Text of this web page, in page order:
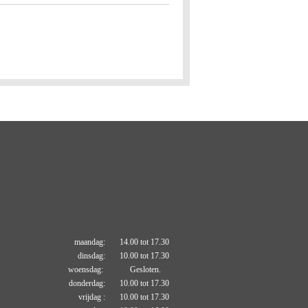
maandag: 14.00 tot 17.30
dinsdag: 10.00 tot 17.30
woensdag: Gesloten.
donderdag: 10.00 tot 17.30
vrijdag : 10.00 tot 17.30